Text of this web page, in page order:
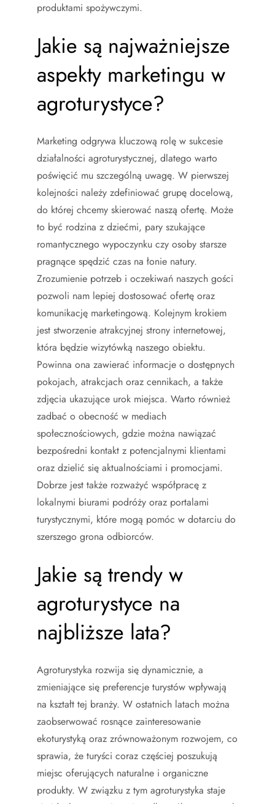
produktami spożywczymi.
Jakie są najważniejsze
aspekty marketingu w
agroturystyce?
Marketing odgrywa kluczową rolę w sukcesie
działalności agroturystycznej, dlatego warto
poświęcić mu szczególną uwagę. W pierwszej
kolejności należy zdefiniować grupę docelową,
do której chcemy skierować naszą ofertę. Może
to być rodzina z dziećmi, pary szukające
romantycznego wypoczynku czy osoby starsze
pragnące spędzić czas na łonie natury.
Zrozumienie potrzeb i oczekiwań naszych gości
pozwoli nam lepiej dostosować ofertę oraz
komunikację marketingową. Kolejnym krokiem
jest stworzenie atrakcyjnej strony internetowej,
która będzie wizytówką naszego obiektu.
Powinna ona zawierać informacje o dostępnych
pokojach, atrakcjach oraz cennikach, a także
zdjęcia ukazujące urok miejsca. Warto również
zadbać o obecność w mediach
społecznościowych, gdzie można nawiązać
bezpośredni kontakt z potencjalnymi klientami
oraz dzielić się aktualnościami i promocjami.
Dobrze jest także rozważyć współpracę z
lokalnymi biurami podróży oraz portalami
turystycznymi, które mogą pomóc w dotarciu do
szerszego grona odbiorców.
Jakie są trendy w
agroturystyce na
najbliższe lata?
Agroturystyka rozwija się dynamicznie, a
zmieniające się preferencje turystów wpływają
na kształt tej branży. W ostatnich latach można
zaobserwować rosnące zainteresowanie
ekoturystyką oraz zrównoważonym rozwojem, co
sprawia, że turyści coraz częściej poszukują
miejsc oferujących naturalne i organiczne
produkty. W związku z tym agroturystyka staje